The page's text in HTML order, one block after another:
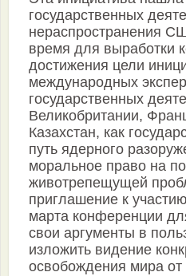
государственных
нераспространения
время для выработки
достижения цели
международных
государственных
Великобритании,
Казахстан, как
путь ядерного
моральное право на
животрепещущей
приглашение к
марта конференции
свои аргументы в
изложить видение
освобождения мира от